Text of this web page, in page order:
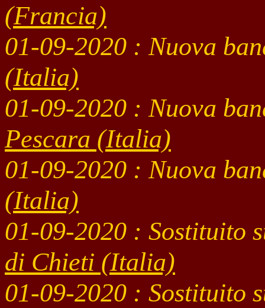
(Francia)
01-09-2020 : Nuova
(Italia)
01-09-2020 : Nuova
Pescara (Italia)
01-09-2020 : Nuova
(Italia)
01-09-2020 : Sostituito
di Chieti (Italia)
01-09-2020 : Sostituito